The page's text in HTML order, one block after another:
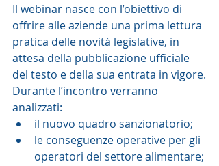
Il webinar nasce con l’obiettivo di
offrire alle aziende una prima lettura
pratica delle novità legislative, in
attesa della pubblicazione ufficiale
del testo e della sua entrata in vigore.
Durante l’incontro verranno
analizzati:
il nuovo quadro sanzionatorio;
le conseguenze operative per gli
operatori del settore alimentare;